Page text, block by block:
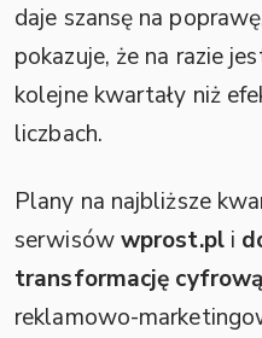
daje szansę na
pokazuje, że na razie
kolejne kwartały niż
liczbach.
Plany na najbliższe
serwisówwprost.pli
transformację cyfrową
reklamowo-